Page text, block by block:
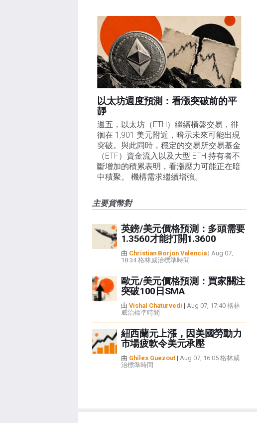
以太坊週度預測：看漲突破前的平
靜
週五，以太坊（ETH）繼續橫盤交易，徘
徊在 1,901 美元附近，暗示未來可能出現
突破。與此同時，穩定的交易所交易基金
（ETF）資金流入以及大型 ETH 持有者不
斷增加的積累表明，看漲壓力可能正在暗
中積聚。 機構需求繼續增強。
主要貨幣對
英鎊/美元價格預測：多頭需要
1.3560才能打開1.3600
由 Christian Borjon Valencia| Aug 07,
18:34 格林威治標準時間
歐元/美元價格預測：買家關注
突破100日SMA
由 Vishal Chaturvedi | Aug 07, 17:40 格林
威治標準時間
紐西蘭元上漲，因美國勞動力
市場疲軟令美元承壓
由 Ghiles Guezout| Aug 07, 16:05 格林威
治標準時間